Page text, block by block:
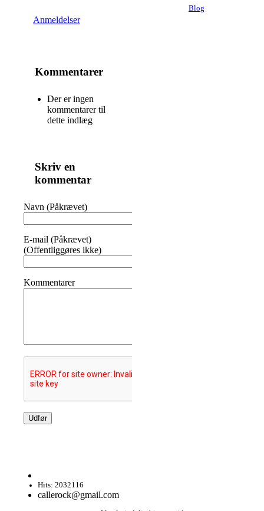
Anmeldelser
Kommentarer
Der er ingen
kommentarer til
dette indlæg
Skriv en
kommentar
Navn (Påkrævet)
E-mail (Påkrævet)
(Offentliggøres ikke)
Kommentarer
Blog
Hits: 2032116
callerock@gmail.com